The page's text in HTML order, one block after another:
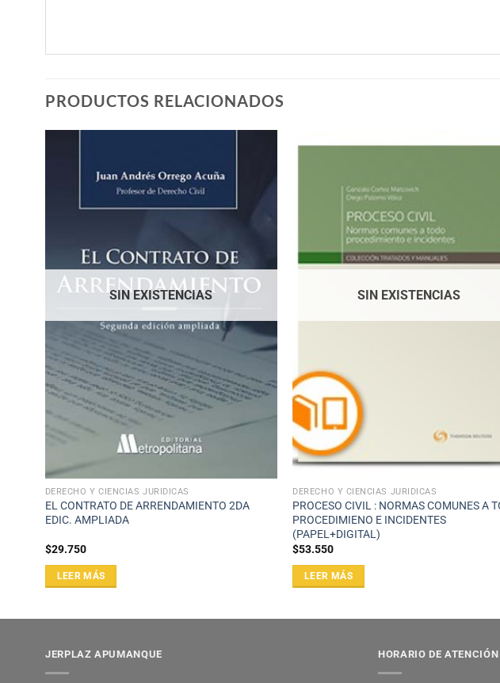
PRODUCTOS RELACIONADOS
SIN EXISTENCIAS
DERECHO Y CIENCIAS JURÍDICAS
EL CONTRATO DE ARRENDAMIENTO 2DA
EDIC. AMPLIADA
$29.750
LEER MÁS
SIN EXISTENCIAS
DERECHO Y CIENCIAS JURÍDICAS
PROCESO CIVIL : NORMAS COMUNES A
PROCEDIMIENO E INCIDENTES
(PAPEL+DIGITAL)
$53.550
LEER MÁS
JERPLAZ APUMANQUE HORARIO DE ATENCIÓN